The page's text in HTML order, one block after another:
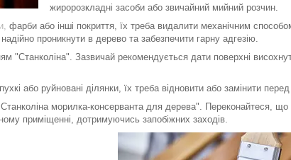
жиророзкладні засоби або звичайний мийний розчин.
фарби або інші покриття, їх треба видалити механічним
проникнути в дерево та забезпечити гарну адгезію.
"Станколіна". Зазвичай рекомендується дати поверхні
або руйновані ділянки, їх треба відновити або замінити
морилка-консерванта для дерева". Переконайтеся,
приміщенні, дотримуючись запобіжних заходів.